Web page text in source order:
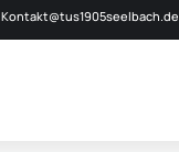
Kontakt@tus1905seelbach.de